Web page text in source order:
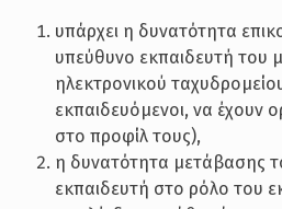
υπάρχει η δυνατότητα
υπεύθυνο εκπαιδευτή του
ηλεκτρονικού
εκπαιδευόμενοι, να έχουν
στο προφίλ τους),
η δυνατότητα μετάβασης
εκπαιδευτή στο ρόλο του